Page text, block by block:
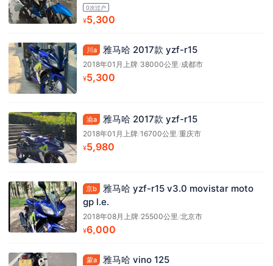
0次过户
¥5,300
川a 雅马哈 2017款 yzf-r15
2018年01月上牌/38000公里 /成都市
¥5,300
渝a 雅马哈 2017款 yzf-r15
2018年01月上牌/16700公里 /重庆市
¥5,980
京b
雅马哈 yzf-r15 v3.0 movistar moto
gp l.e.
2018年08月上牌/25500公里 /北京市
¥6,000
蒙a 雅马哈 vino 125